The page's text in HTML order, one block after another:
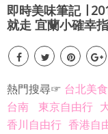
即時美味筆記 ∣
就走 宜蘭小確幸
熱門搜尋☞ 台北美食
台南
東京自由行
香川自由行 香港自